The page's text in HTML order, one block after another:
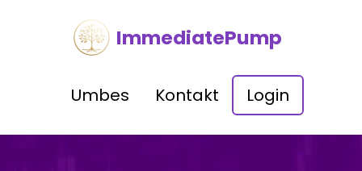
ImmediatePump
Umbes Kontakt Login